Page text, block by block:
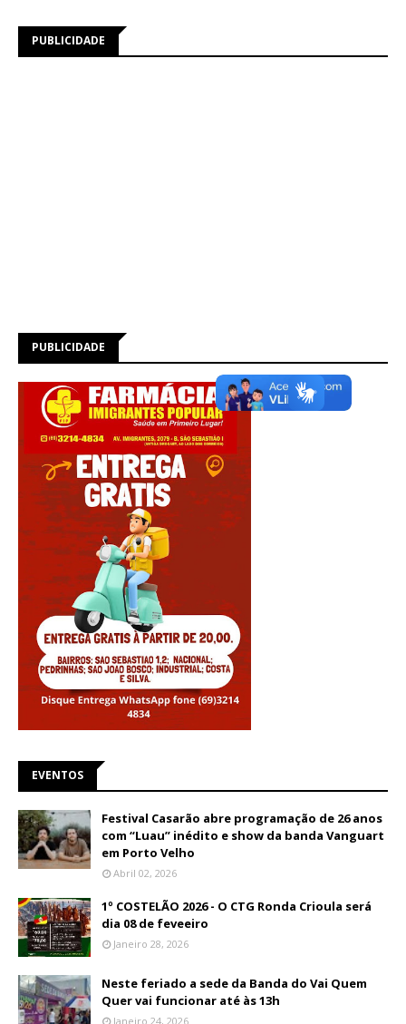
PUBLICIDADE
PUBLICIDADE
EVENTOS
Festival Casarão abre programação de 26 anos
com “Luau” inédito e show da banda Vanguart
em Porto Velho
Abril 02, 2026
1º COSTELÃO 2026 - O CTG Ronda Crioula será
dia 08 de feveeiro
Janeiro 28, 2026
Neste feriado a sede da Banda do Vai Quem
Quer vai funcionar até às 13h
Janeiro 24, 2026